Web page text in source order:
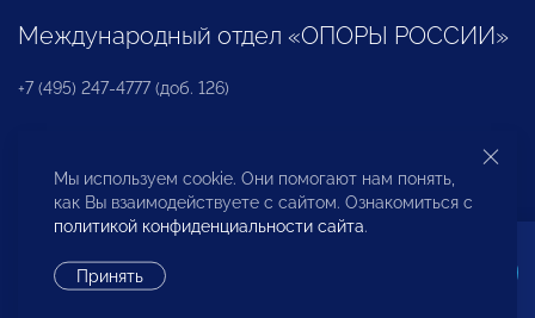
Международный отдел «ОПОРЫ РОССИИ»
+7 (495) 247-4777 (доб. 126)
Бюро по защите прав предпринимателей и
инвесторов
Мы используем cookie. Они помогают нам понять,
как Вы взаимодействуете с сайтом. Ознакомиться с
политикой конфиденциальности сайта.
Принять